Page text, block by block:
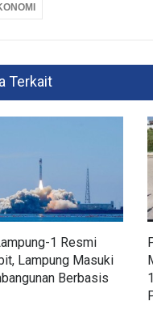
Terkait
1 Resmi
Lampung Masuki
Berbasis